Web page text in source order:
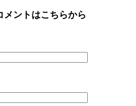
メントはこちらから